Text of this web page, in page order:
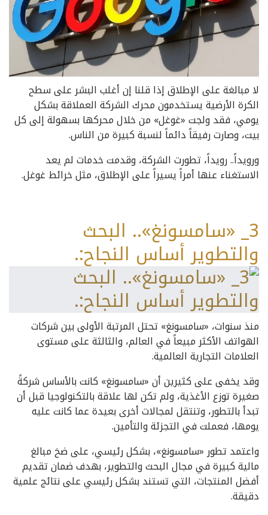
لا مبالغة على الإطلاق إذا قلنا إن أغلب البشر على سطح
الكرة الأرضية يستخدمون محرك الشركة العملاقة بشكل
يومي، فقد ولجت «غوغل» من خلال محركها بسهولة إلى كل
بيت، وصارت رفيقاً دائماً لنسبة كبيرة من الناس.
ورويداً.. رويداً، تطورت الشركة، وقدمت خدمات لم يعد
الاستغناء عنها أمراً يسيراً على الإطلاق، مثل خرائط غوغل.
3_ «سامسونغ».. البحث
والتطوير أساس النجاح:.
منذ سنوات، «سامسونغ» تحتل المرتبة الأولى بين شركات
الهواتف الأكثر مبيعاً في العالم، والثالثة على مستوى
العلامات التجارية العالمية.
وقد يخفى على كثيرين أن «سامسونغ» كانت بالأساس شركةً
صغيرة توزع الأغذية، ولم تكن لها علاقة بالتكنولوجيا قبل أن
تبدأ بالتطور، وتنتقل لمجالات أخرى بعيدة عما كانت عليه
يومها، فعملت في التجزئة والتأمين.
واعتمد تطور «سامسونغ»، بشكل رئيسي، على ضخ مبالغ
مالية كبيرة في مجال البحث والتطوير، بهدف ضمان تقديم
أفضل المنتجات، التي تستند بشكل رئيسي على نتائج علمية
دقيقة.